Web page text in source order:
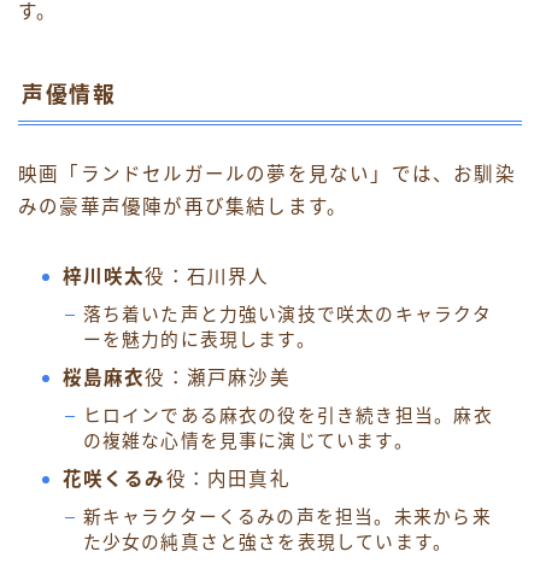
す。
声優情報
映画「ランドセルガールの夢を見ない」では、お馴染
みの豪華声優陣が再び集結します。
梓川咲太役：石川界人
落ち着いた声と力強い演技で咲太のキャラクタ
ーを魅力的に表現します。
桜島麻衣役：瀬戸麻沙美
ヒロインである麻衣の役を引き続き担当。麻衣
の複雑な心情を見事に演じています。
花咲くるみ役：内田真礼
新キャラクターくるみの声を担当。未来から来
た少女の純真さと強さを表現しています。